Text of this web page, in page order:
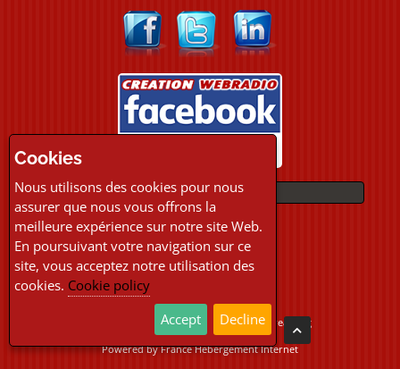
PAYMENTS
Copyright © 2026 Location Webradio Streaming
All Rights Reserved
Powered byFrance Hebergement Internet
Cookies
Nous utilisons des cookies pour nous
assurer que nous vous offrons la
meilleure expérience sur notre site Web.
En poursuivant votre navigation sur ce
site, vous acceptez notre utilisation des
cookies. Cookie policy
Accept
Decline